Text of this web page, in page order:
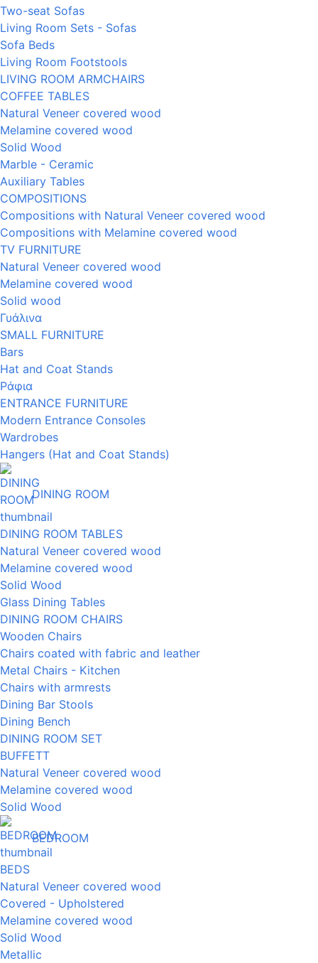
Two-seat Sofas
Living Room Sets - Sofas
Sofa Beds
Living Room Footstools
LIVING ROOM ARMCHAIRS
COFFEE TABLES
Natural Veneer covered wood
Melamine covered wood
Solid Wood
Marble - Ceramic
Auxiliary Tables
COMPOSITIONS
Compositions with Natural Veneer covered wood
Compositions with Melamine covered wood
TV FURNITURE
Natural Veneer covered wood
Melamine covered wood
Solid wood
Γυάλινα
SMALL FURNITURE
Bars
Hat and Coat Stands
Ράφια
ENTRANCE FURNITURE
Modern Entrance Consoles
Wardrobes
Hangers (Hat and Coat Stands)
DINING ROOM
DINING ROOM TABLES
Natural Veneer covered wood
Melamine covered wood
Solid Wood
Glass Dining Tables
DINING ROOM CHAIRS
Wooden Chairs
Chairs coated with fabric and leather
Metal Chairs - Kitchen
Chairs with armrests
Dining Bar Stools
Dining Bench
DINING ROOM SET
BUFFETT
Natural Veneer covered wood
Melamine covered wood
Solid Wood
BEDROOM
BEDS
Natural Veneer covered wood
Covered - Upholstered
Melamine covered wood
Solid Wood
Metallic